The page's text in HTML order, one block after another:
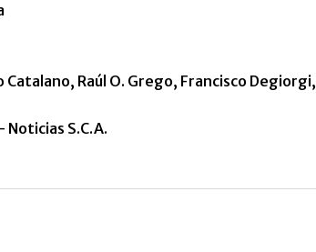
Catalano, Raúl O. Grego, Francisco Degiorgi,
Noticias S.C.A.